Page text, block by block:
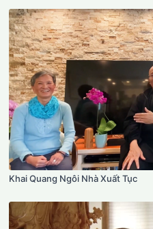
Khai Quang Ngôi Nhà Xuất Tục